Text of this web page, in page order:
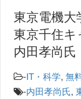
東京電機大
東京千住
内田孝尚氏
-IT・科学,無
-内田孝尚氏,